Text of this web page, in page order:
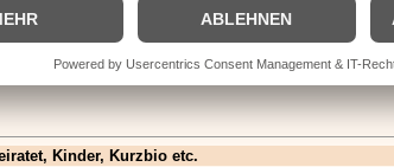
Kinder, Kurzbio etc.